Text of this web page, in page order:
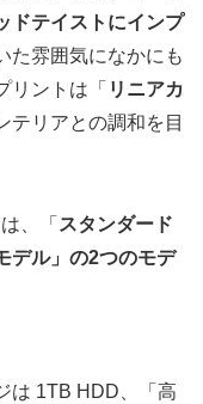
ドテイストにインプ
た雰囲気になかにも
リントは「 リニアカ
テリアとの調和を目
、「 スタンダード
デル」の2つのモデ
は 1TB HDD、「高